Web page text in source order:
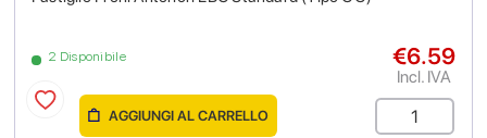
2 Disponibile €6.59
Incl. IVA
AGGIUNGI AL CARRELLO